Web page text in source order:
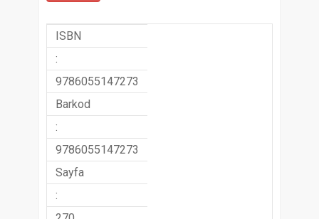
ISBN
:
9786055147273
Barkod
:
9786055147273
Sayfa
: